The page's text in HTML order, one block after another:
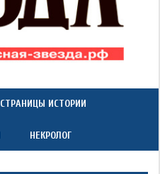
СТРАНИЦЫ ИСТОРИИ
НЕКРОЛОГ